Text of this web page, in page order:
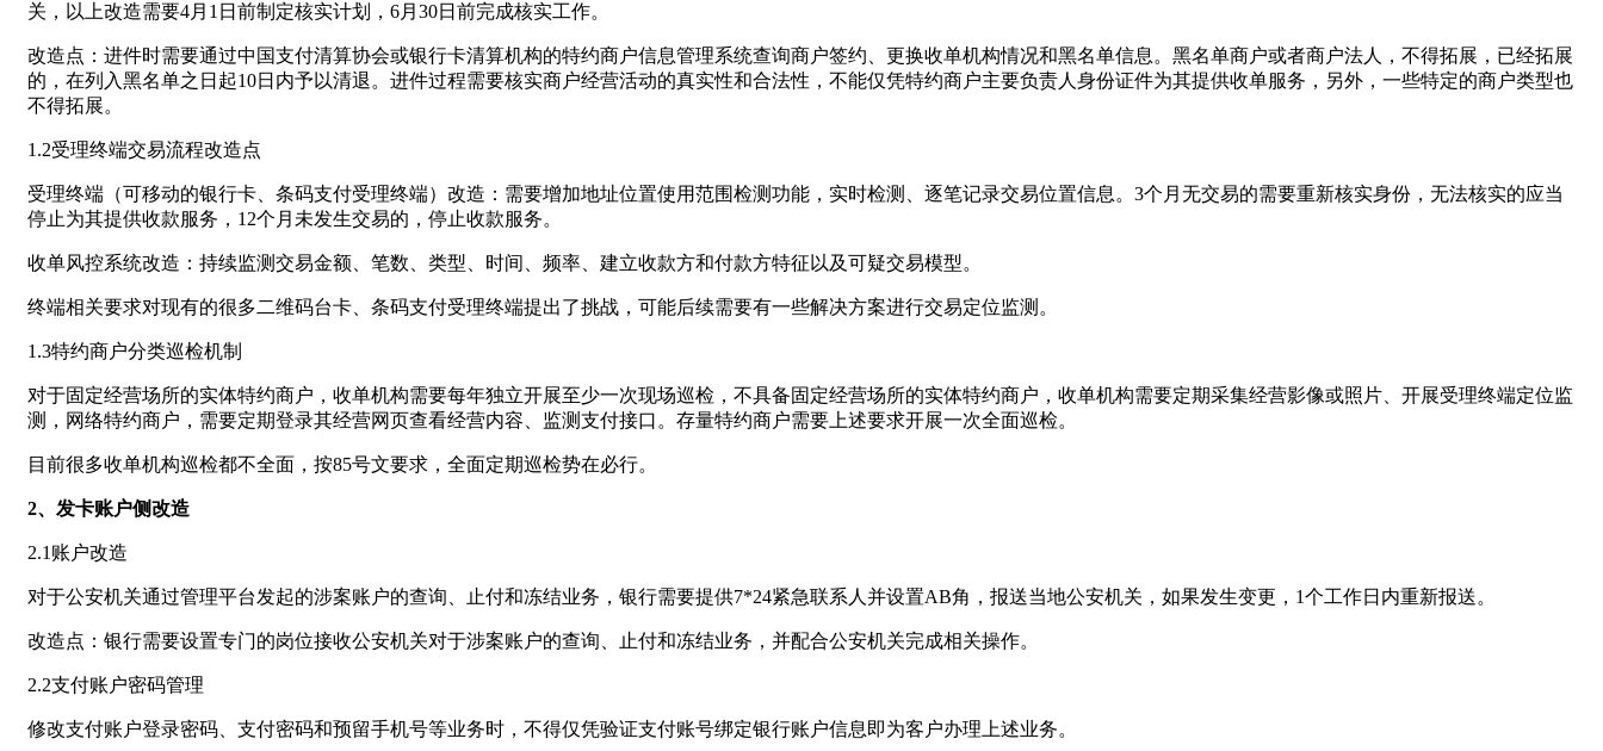
关，以上改造需要4月1日前制定核实计划，6月30日前完成核实工作。
改造点：进件时需要通过中国支付清算协会或银行卡清算机构的特约商户信息管理系统查询商户签约、更换收单机构情况和黑名单信息。黑名单商户或者商户法人，不得拓展，已经拓展
的，在列入黑名单之日起10日内予以清退。进件过程需要核实商户经营活动的真实性和合法性，不能仅凭特约商户主要负责人身份证件为其提供收单服务，另外，一些特定的商户类型也
不得拓展。
1.2受理终端交易流程改造点
受理终端（可移动的银行卡、条码支付受理终端）改造：需要增加地址位置使用范围检测功能，实时检测、逐笔记录交易位置信息。3个月无交易的需要重新核实身份，无法核实的应当
停止为其提供收款服务，12个月未发生交易的，停止收款服务。
收单风控系统改造：持续监测交易金额、笔数、类型、时间、频率、建立收款方和付款方特征以及可疑交易模型。
终端相关要求对现有的很多二维码台卡、条码支付受理终端提出了挑战，可能后续需要有一些解决方案进行交易定位监测。
1.3特约商户分类巡检机制
对于固定经营场所的实体特约商户，收单机构需要每年独立开展至少一次现场巡检，不具备固定经营场所的实体特约商户，收单机构需要定期采集经营影像或照片、开展受理终端定位监
测，网络特约商户，需要定期登录其经营网页查看经营内容、监测支付接口。存量特约商户需要上述要求开展一次全面巡检。
目前很多收单机构巡检都不全面，按85号文要求，全面定期巡检势在必行。
2、发卡账户侧改造
2.1账户改造
对于公安机关通过管理平台发起的涉案账户的查询、止付和冻结业务，银行需要提供7*24紧急联系人并设置AB角，报送当地公安机关，如果发生变更，1个工作日内重新报送。
改造点：银行需要设置专门的岗位接收公安机关对于涉案账户的查询、止付和冻结业务，并配合公安机关完成相关操作。
2.2支付账户密码管理
修改支付账户登录密码、支付密码和预留手机号等业务时，不得仅凭验证支付账号绑定银行账户信息即为客户办理上述业务。